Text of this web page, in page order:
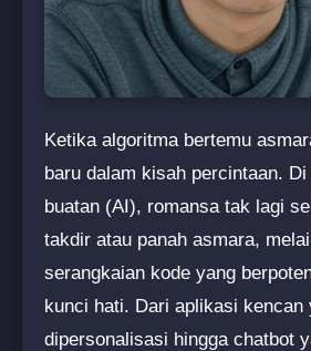
Ketika algoritma bertemu
baru dalam kisah percintaan.
buatan (AI), romansa tak lagi
takdir atau panah asmara,
serangkaian kode yang
kunci hati. Dari aplikasi kencan
dipersonalisasi hingga chatbot